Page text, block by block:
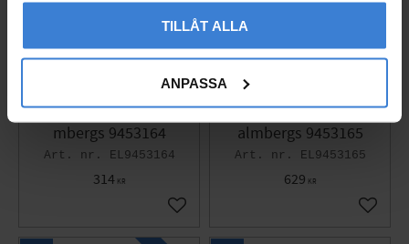
TILLÅT ALLA
ANPASSA
Genopladelig Lommely
gte 100-300lm IPX2 Mal
mbergs 9453164
EL9453164
314KR
Gem som favorit
Genopladelig Lommely
gte 300-1000lm IPX4 M
almbergs 9453165
EL9453165
629 KR
Gem